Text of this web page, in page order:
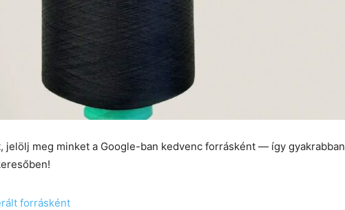
jelölj meg minket a Google-ban kedvenc forrásként — így gyakrabban
forrásként